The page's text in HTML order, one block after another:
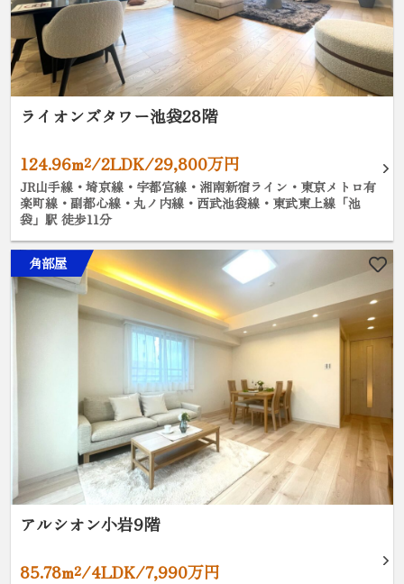
ライオンズタワー池袋28階
124.96m²/2LDK/29,800万円
JR山手線・埼京線・宇都宮線・湘南新宿ライン・東京メトロ有
楽町線・副都心線・丸ノ内線・西武池袋線・東武東上線「池
袋」駅 徒歩11分
角部屋
アルシオン小岩9階
85.78m²/4LDK/7,990万円